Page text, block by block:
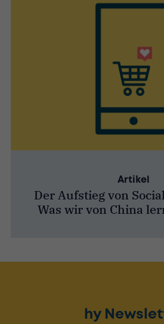
Artikel
Der Aufstieg von
Was wir von China
hy